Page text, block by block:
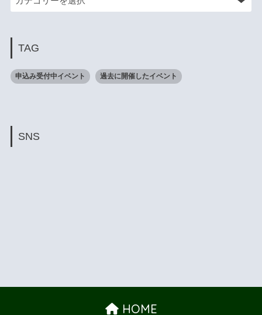
TAG
申込み受付中イベント 過去に開催したイベント
SNS
HOME